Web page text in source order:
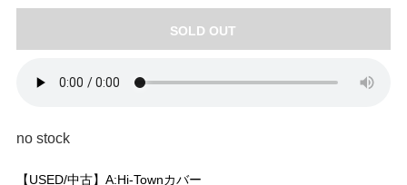
SOLD OUT
no stock
【USED/中古】A:Hi-Townカバー